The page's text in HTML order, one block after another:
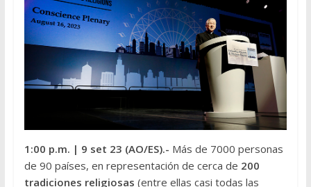
1:00 p.m. | 9 set 23 (AO/ES).- Más de 7000 personas
de 90 países, en representación de cerca de 200
tradiciones religiosas (entre ellas casi todas las